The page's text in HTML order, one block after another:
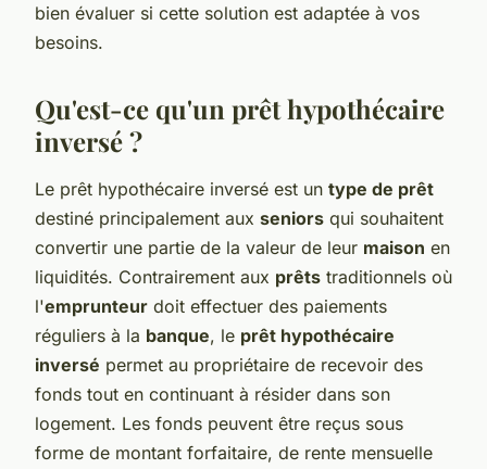
bien évaluer si cette solution est adaptée à vos
besoins.
Qu'est-ce qu'un prêt hypothécaire
inversé ?
Le prêt hypothécaire inversé est un type de prêt
destiné principalement aux seniors qui souhaitent
convertir une partie de la valeur de leur maison en
liquidités. Contrairement aux prêts traditionnels où
l'emprunteur doit effectuer des paiements
réguliers à la banque, le prêt hypothécaire
inversé permet au propriétaire de recevoir des
fonds tout en continuant à résider dans son
logement. Les fonds peuvent être reçus sous
forme de montant forfaitaire, de rente mensuelle